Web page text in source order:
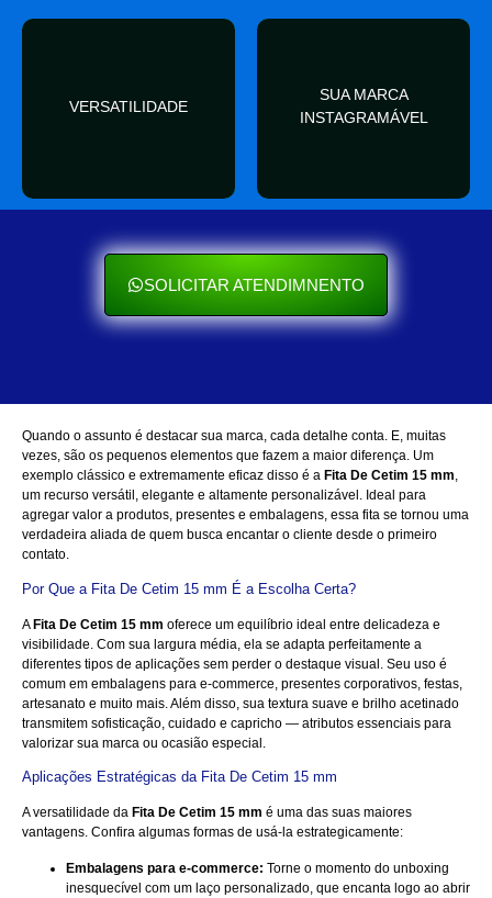
VERSATILIDADE
ocasião e sempre agrega
SUA MARCA
INSTAGRAMÁVEL
Seu cliente ama mostrar
nas redes sociais
SOLICITAR ATENDIMNENTO
Quando o assunto é destacar sua marca, cada detalhe conta. E, muitas
vezes, são os pequenos elementos que fazem a maior diferença. Um
exemplo clássico e extremamente eficaz disso é a Fita De Cetim 15 mm,
um recurso versátil, elegante e altamente personalizável. Ideal para
agregar valor a produtos, presentes e embalagens, essa fita se tornou uma
verdadeira aliada de quem busca encantar o cliente desde o primeiro
contato.
Por Que a Fita De Cetim 15 mm É a Escolha Certa?
AFita De Cetim 15 mm oferece um equilíbrio ideal entre delicadeza e
visibilidade. Com sua largura média, ela se adapta perfeitamente a
diferentes tipos de aplicações sem perder o destaque visual. Seu uso é
comum em embalagens para e-commerce, presentes corporativos, festas,
artesanato e muito mais. Além disso, sua textura suave e brilho acetinado
transmitem sofisticação, cuidado e capricho — atributos essenciais para
valorizar sua marca ou ocasião especial.
Aplicações Estratégicas da Fita De Cetim 15 mm
A versatilidade da Fita De Cetim 15 mm é uma das suas maiores
vantagens. Confira algumas formas de usá-la estrategicamente:
Embalagens para e-commerce: Torne o momento do unboxing
inesquecível com um laço personalizado, que encanta logo ao abrir